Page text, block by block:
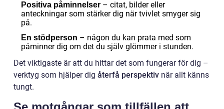
Positiva påminnelser – citat, bilder eller
anteckningar som stärker dig när tvivlet smyger sig
på.
En stödperson – någon du kan prata med som
påminner dig om det du själv glömmer i stunden.
Det viktigaste är att du hittar det som fungerar för dig –
verktyg som hjälper dig återfå perspektiv när allt känns
tungt.